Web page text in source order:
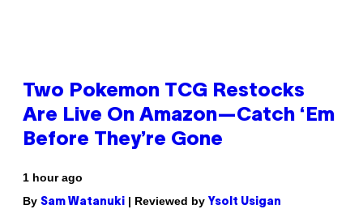
Two Pokemon TCG Restocks
Are Live On Amazon—Catch ‘Em
Before They’re Gone
1 hour ago
By Sam Watanuki | Reviewed by Ysolt Usigan